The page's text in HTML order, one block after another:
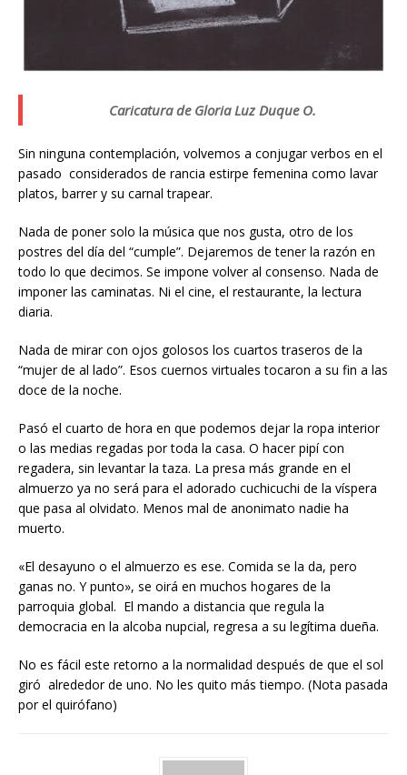
Caricatura de Gloria Luz Duque O.
Sin ninguna contemplación, volvemos a conjugar verbos en el
pasado considerados de rancia estirpe femenina como lavar
platos, barrer y su carnal trapear.
Nada de poner solo la música que nos gusta, otro de los
postres del día del “cumple”. Dejaremos de tener la razón en
todo lo que decimos. Se impone volver al consenso. Nada de
imponer las caminatas. Ni el cine, el restaurante, la lectura
diaria.
Nada de mirar con ojos golosos los cuartos traseros de la
“mujer de al lado”. Esos cuernos virtuales tocaron a su fin a las
doce de la noche.
Pasó el cuarto de hora en que podemos dejar la ropa interior
o las medias regadas por toda la casa. O hacer pipí con
regadera, sin levantar la taza. La presa más grande en el
almuerzo ya no será para el adorado cuchicuchi de la víspera
que pasa al olvidato. Menos mal de anonimato nadie ha
muerto.
«El desayuno o el almuerzo es ese. Comida se la da, pero
ganas no. Y punto», se oirá en muchos hogares de la
parroquia global. El mando a distancia que regula la
democracia en la alcoba nupcial, regresa a su legítima dueña.
No es fácil este retorno a la normalidad después de que el sol
giró alrededor de uno. No les quito más tiempo. (Nota pasada
por el quirófano)